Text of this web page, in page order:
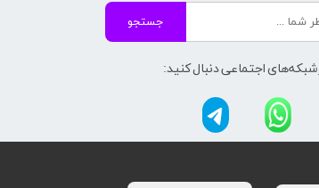
جستجو
شبکه‌های اجتماعی دنبال کنید: